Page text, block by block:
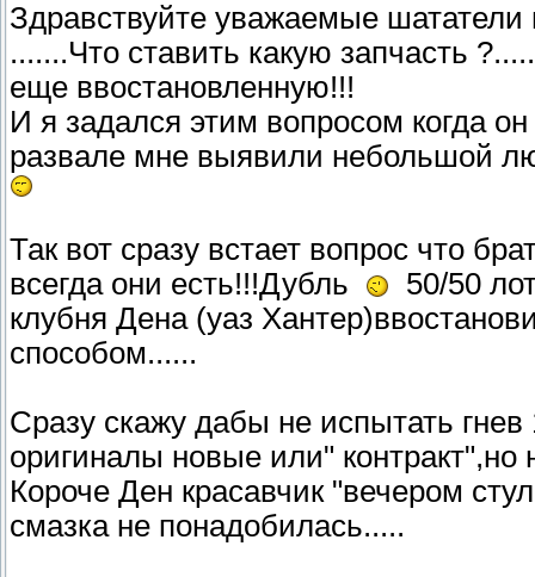
Здравствуйте уважаемые
.......Что ставить какую запчасть
еще ввостановленную!!!
И я задался этим вопросом когда
развале мне выявили небольшой
Так вот сразу встает вопрос что
всегда они есть!!!Дубль
50/50
клубня Дена (уаз
способом......
Сразу скажу дабы не испытать
оригиналы новые или" контракт",но
Короче Ден красавчик "вечером
смазка не понадобилась.....